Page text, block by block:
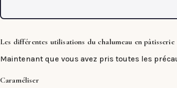
Les différentes utilisations du chalumeau en pâtisserie
Maintenant que vous avez pris toutes les
Caraméliser